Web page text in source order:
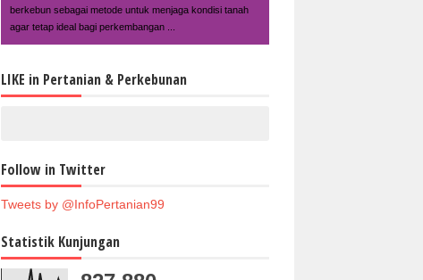
berkebun sebagai metode untuk menjaga kondisi tanah
agar tetap ideal bagi perkembangan ...
LIKE in Pertanian & Perkebunan
Follow in Twitter
Tweets by @InfoPertanian99
Statistik Kunjungan